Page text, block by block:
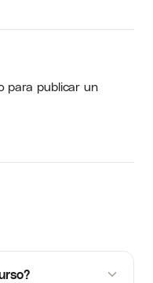
para publicar un